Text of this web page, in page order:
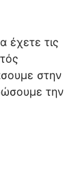
έχετε τις
στην
την